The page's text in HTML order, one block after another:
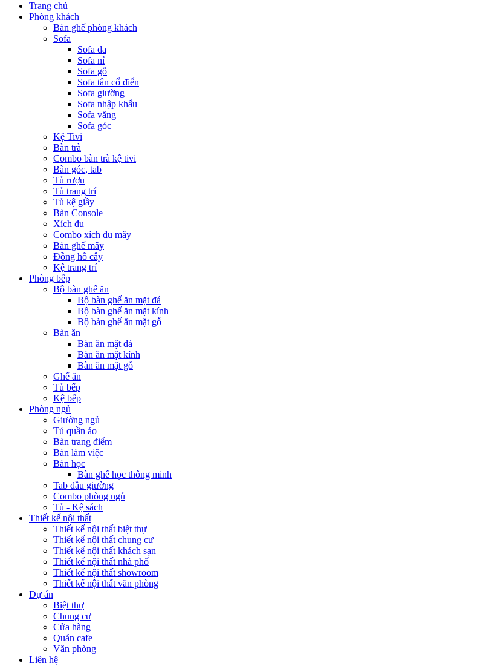
Trang chủ
Phòng khách
Bàn ghế phòng khách
Sofa
Sofa da
Sofa nỉ
Sofa gỗ
Sofa tân cổ điển
Sofa giường
Sofa nhập khẩu
Sofa văng
Sofa góc
Kệ Tivi
Bàn trà
Combo bàn trà kệ tivi
Bàn góc, tab
Tủ rượu
Tủ trang trí
Tủ kệ giầy
Bàn Console
Xích đu
Combo xích đu mây
Bàn ghế mây
Đồng hồ cây
Kệ trang trí
Phòng bếp
Bộ bàn ghế ăn
Bộ bàn ghế ăn mặt đá
Bộ bàn ghế ăn mặt kính
Bộ bàn ghế ăn mặt gỗ
Bàn ăn
Bàn ăn mặt đá
Bàn ăn mặt kính
Bàn ăn mặt gỗ
Ghế ăn
Tủ bếp
Kệ bếp
Phòng ngủ
Giường ngủ
Tủ quần áo
Bàn trang điểm
Bàn làm việc
Bàn học
Bàn ghế học thông minh
Tab đầu giường
Combo phòng ngủ
Tủ - Kệ sách
Thiết kế nội thất
Thiết kế nội thất biệt thự
Thiết kế nội thất chung cư
Thiết kế nội thất khách sạn
Thiết kế nội thất nhà phố
Thiết kế nội thất showroom
Thiết kế nội thất văn phòng
Dự án
Biệt thự
Chung cư
Cửa hàng
Quán cafe
Văn phòng
Liên hệ